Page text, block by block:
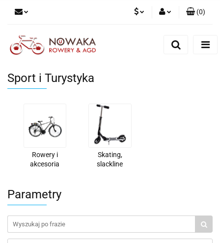
(0)
Sport i Turystyka
Rowery i
akcesoria
Skating,
slackline
Parametry